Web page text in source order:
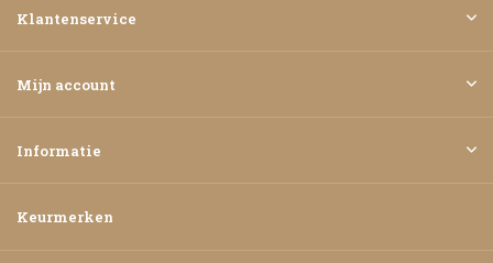
Klantenservice
Mijn account
Informatie
Keurmerken